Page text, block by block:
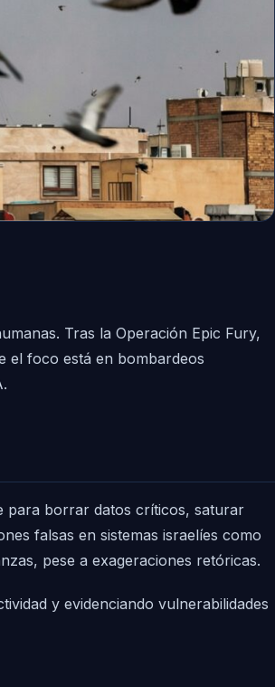
Tras la Operación Epic Fury,
el foco está en bombardeos
para borrar datos críticos, saturar
falsas en sistemas israelíes como
pese a exageraciones retóricas.
y evidenciando vulnerabilidades